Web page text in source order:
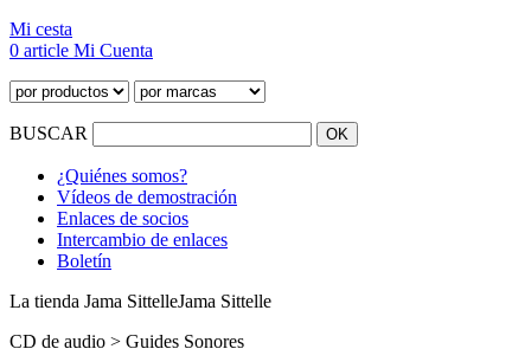
Mi cesta
0 article Mi Cuenta
BUSCAR
¿Quiénes somos?
Vídeos de demostración
Enlaces de socios
Intercambio de enlaces
Boletín
La tienda Jama SittelleJama Sittelle
CD de audio > Guides Sonores